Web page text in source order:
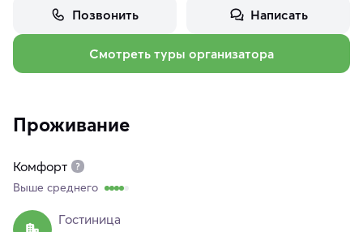
Позвонить Написать
Смотреть туры организатора
Проживание
Комфорт
Выше среднего
Гостиница